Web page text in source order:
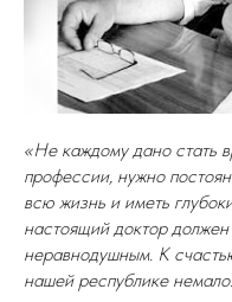
«Не каждому дано стать
профессии, нужно
всю жизнь и иметь
настоящий доктор
неравнодушным. К
нашей республике немало.